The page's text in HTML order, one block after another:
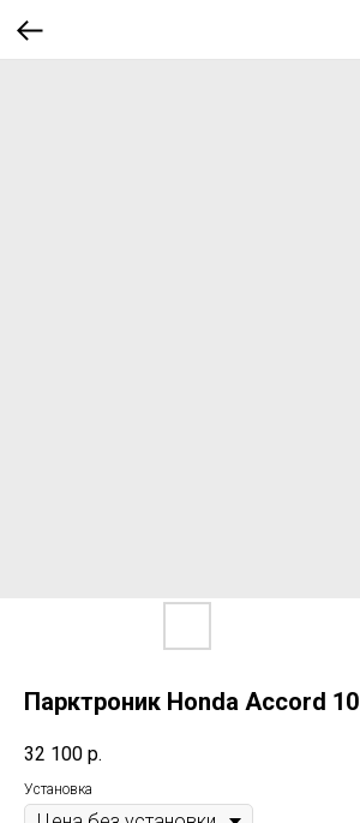
Парктроник Honda Accord 10
32 100 р.
Установка